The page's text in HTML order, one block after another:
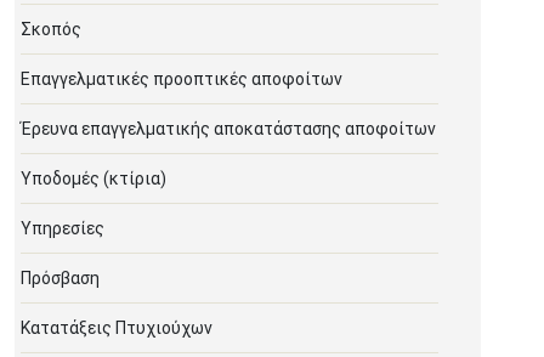
Σκοπός
Επαγγελματικές προοπτικές αποφοίτων
Έρευνα επαγγελματικής αποκατάστασης αποφοίτων
Υποδομές (κτίρια)
Υπηρεσίες
Πρόσβαση
Κατατάξεις Πτυχιούχων